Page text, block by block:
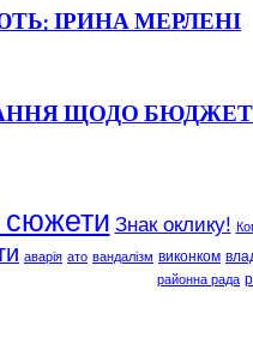
ІРИНА МЕРЛЕНІ
ЩОДО
сюжети Знак оклику!
аварія ато вандалізм виконком
районна рада